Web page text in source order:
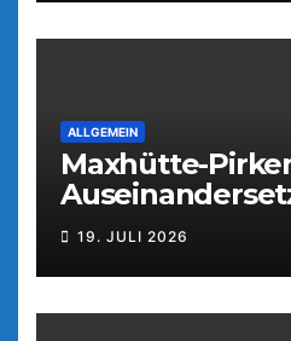
ALLGEMEIN
Maxhütte-
Parkfest
19. JULI 2026